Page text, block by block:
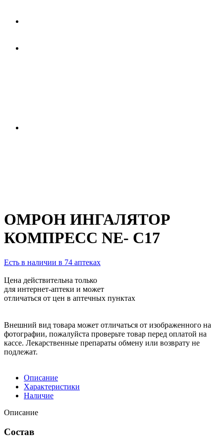
ОМРОН ИНГАЛЯТОР
КОМПРЕСС NE- С17
Есть в наличии в 74 аптеках
Цена действительна только
для интернет-аптеки и может
отличаться от цен в аптечных пунктах
Внешний вид товара может отличаться от изображенного на
фотографии, пожалуйста проверьте товар перед оплатой на
кассе. Лекарственные препараты обмену или возврату не
подлежат.
Описание
Характеристики
Наличие
Описание
Состав